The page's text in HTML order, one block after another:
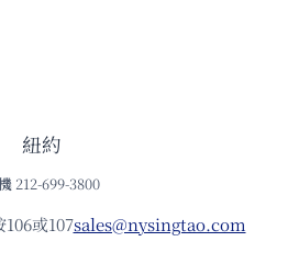
紐約
212-699-3800
或107sales@nysingtao.com